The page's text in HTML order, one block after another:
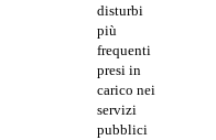
disturbi
più
frequenti
presi in
carico nei
servizi
pubblici